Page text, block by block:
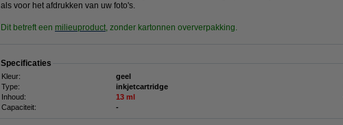
als voor het afdrukken van uw foto's.
Dit betreft een milieuproduct, zonder kartonnen oververpakking.
Specificaties
Kleur: geel
Type:
inkjetcartridge
Inhoud:
13 ml
Capaciteit:
-